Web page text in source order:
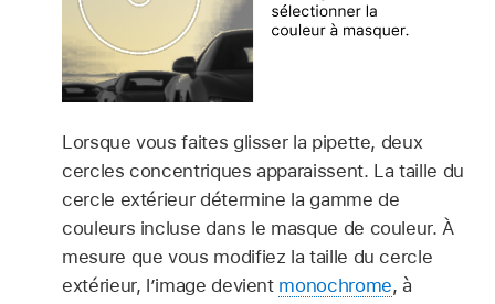
Lorsque vous faites glisser la pipette, deux
cercles concentriques apparaissent. La taille du
cercle extérieur détermine la gamme de
couleurs incluse dans le masque de couleur. À
mesure que vous modifiez la taille du cercle
extérieur, l’image devient monochrome, à